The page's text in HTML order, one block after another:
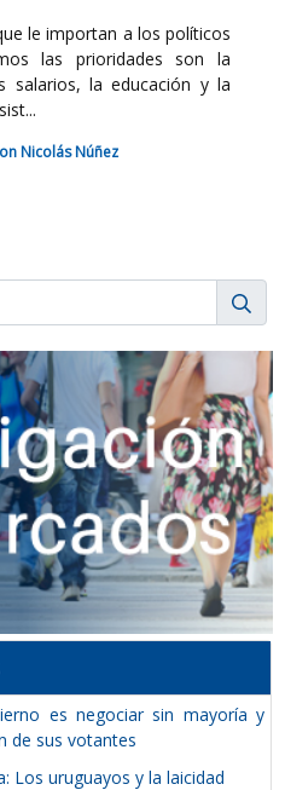
le importan a los políticos
las prioridades son la
salarios, la educación y la
Nicolás Núñez
es negociar sin mayoría y
de sus votantes
Los uruguayos y la laicidad